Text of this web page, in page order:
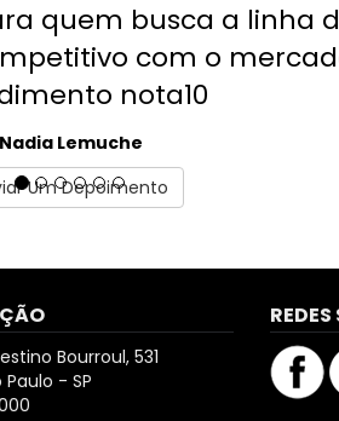
quem busca a linha
com o
nota10
Nadia Lemuche
Um Depoimento
Bourroul, 531
- SP